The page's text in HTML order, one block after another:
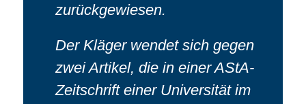
zurückgewiesen.
Der Kläger wendet sich gegen
zwei Artikel, die in einer AStA-
Zeitschrift einer Universität im